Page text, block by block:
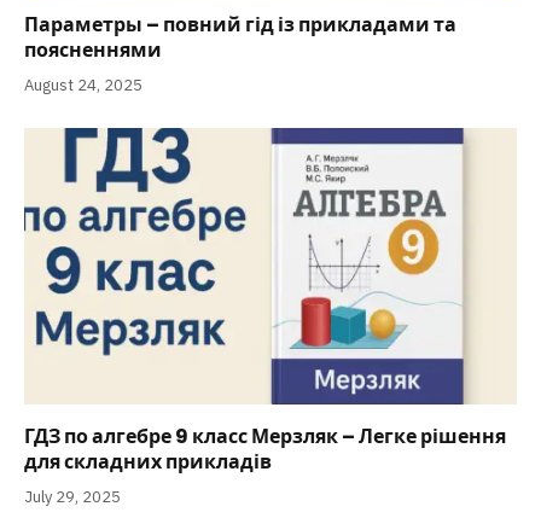
Параметры – повний гід із прикладами та
поясненнями
August 24, 2025
ГДЗ по алгебре 9 класс Мерзляк – Легке рішення
для складних прикладів
July 29, 2025